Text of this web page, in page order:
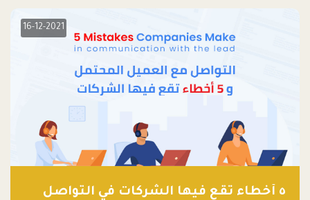
16-12-2021
٥ أخطاء تقع فيها الشركات في التواصل